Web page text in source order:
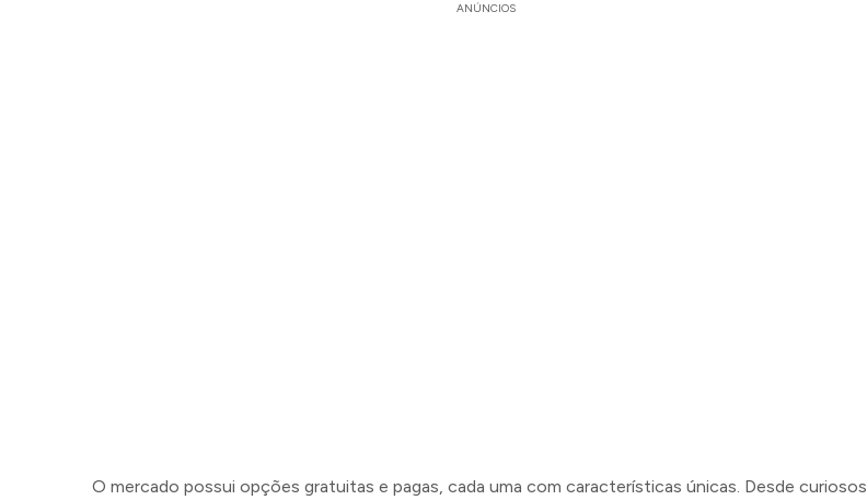
ANÚNCIOS
O mercado possui opções gratuitas e pagas, cada uma com características únicas. Desde curiosos